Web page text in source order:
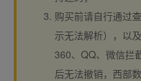
购买前请自行通过
示无法解析），以
360、QQ、微信拦
后无法撤销，西部